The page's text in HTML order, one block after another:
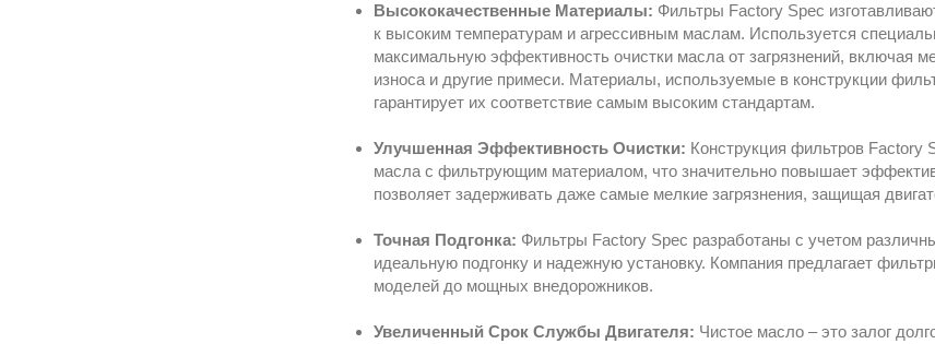
Высококачественные Материалы: Фильтры Factory Spec
к высоким температурам и агрессивным маслам. Используется
максимальную эффективность очистки масла от загрязнений, включая
износа и другие примеси. Материалы, используемые в конструкции
гарантирует их соответствие самым высоким стандартам.
Улучшенная Эффективность Очистки: Конструкция фильтров Factory
масла с фильтрующим материалом, что значительно повышает
позволяет задерживать даже самые мелкие загрязнения, защищая
Точная Подгонка: Фильтры Factory Spec разработаны с учетом
идеальную подгонку и надежную установку. Компания предлагает
моделей до мощных внедорожников.
Увеличенный Срок Службы Двигателя: Чистое масло – это залог